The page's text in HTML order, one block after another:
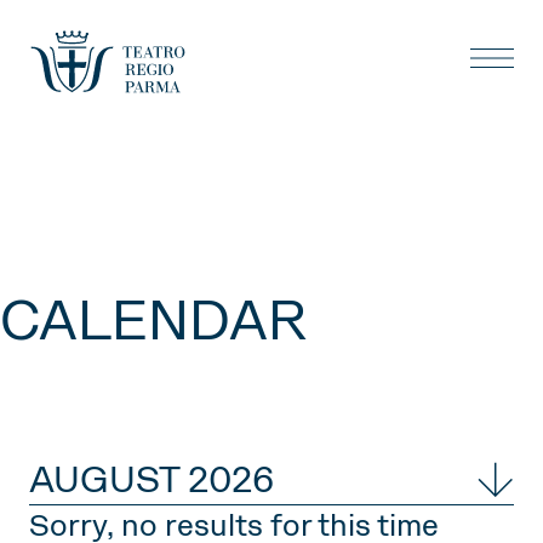
CALENDAR
AUGUST 2026
Sorry, no results for this time